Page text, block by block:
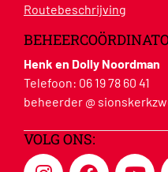
Routebeschrijving
Henk en Dolly Noordman
Telefoon: 06 19 78 60 41
beheerder @
VOLG ONS: